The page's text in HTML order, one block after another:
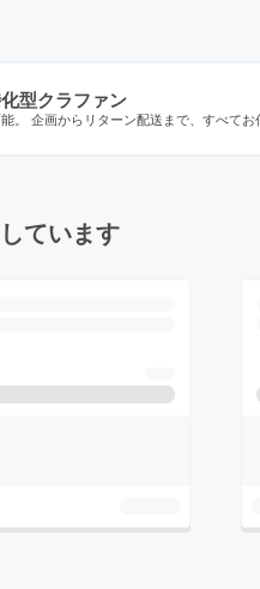
型クラファン
。 企画からリターン配送まで、すべてお
ています